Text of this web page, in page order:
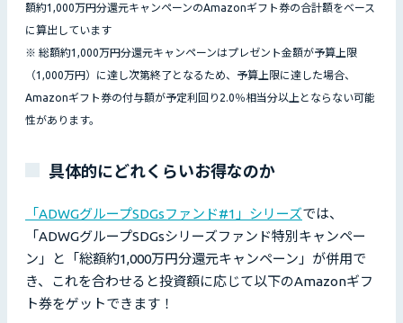
額約1,000万円分還元キャンペーンのAmazonギフト券の合計額をベース
に算出しています
※ 総額約1,000万円分還元キャンペーンはプレゼント金額が予算上限
（1,000万円）に達し次第終了となるため、予算上限に達した場合、
Amazonギフト券の付与額が予定利回り2.0％相当分以上とならない可能
性があります。
具体的にどれくらいお得なのか
「ADWGグループSDGsファンド#1」シリーズでは、
「ADWGグループSDGsシリーズファンド特別キャンペー
ン」と「総額約1,000万円分還元キャンペーン」が併用で
き、これを合わせると投資額に応じて以下のAmazonギフ
ト券をゲットできます！